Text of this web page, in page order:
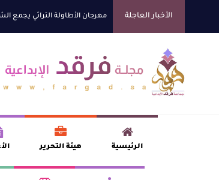
الأخبار العاجلة مهرجان الأطاولة التراثي يجمع
آليات البناء الاستهلالي في
عنترة بن شداد… الشاعر الفارس
الرئيسية هيئة التحرير